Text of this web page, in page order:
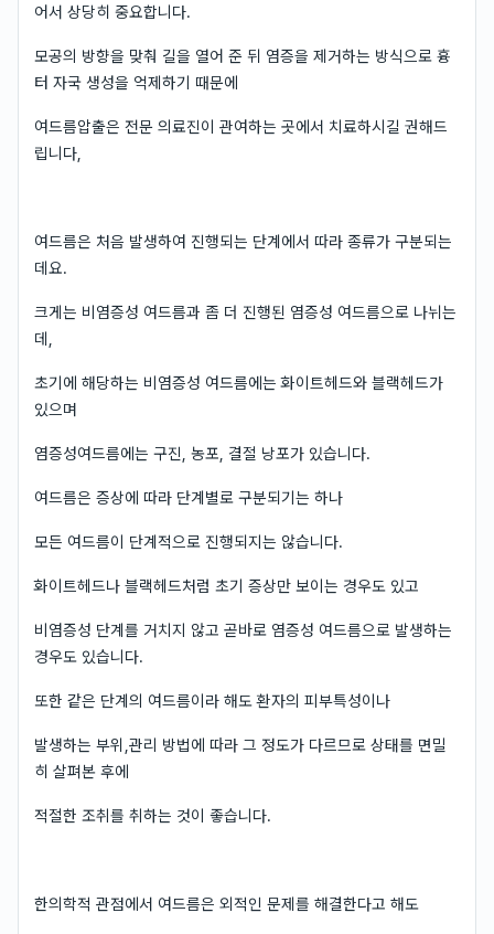
어서 상당히 중요합니다.
모공의 방향을 맞춰 길을 열어 준 뒤 염증을 제거하는 방식으로 흉
터 자국 생성을 억제하기 때문에
여드름압출은 전문 의료진이 관여하는 곳에서 치료하시길 권해드
립니다,
여드름은 처음 발생하여 진행되는 단계에서 따라 종류가 구분되는
데요.
크게는 비염증성 여드름과 좀 더 진행된 염증성 여드름으로 나뉘는
데,
초기에 해당하는 비염증성 여드름에는 화이트헤드와 블랙헤드가
있으며
염증성여드름에는 구진, 농포, 결절 낭포가 있습니다.
여드름은 증상에 따라 단계별로 구분되기는 하나
모든 여드름이 단계적으로 진행되지는 않습니다.
화이트헤드나 블랙헤드처럼 초기 증상만 보이는 경우도 있고
비염증성 단계를 거치지 않고 곧바로 염증성 여드름으로 발생하는
경우도 있습니다.
또한 같은 단계의 여드름이라 해도 환자의 피부특성이나
발생하는 부위,관리 방법에 따라 그 정도가 다르므로 상태를 면밀
히 살펴본 후에
적절한 조취를 취하는 것이 좋습니다.
한의학적 관점에서 여드름은 외적인 문제를 해결한다고 해도